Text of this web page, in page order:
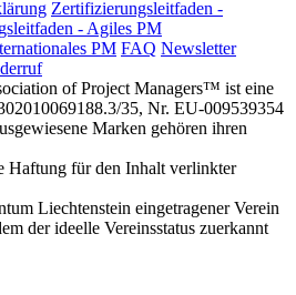
Zertifizierungsleitfaden -
- Agiles PM
PM FAQ Newsletter
of Project Managers™ ist eine
35, Nr. EU-009539354
Marken gehören ihren
für den Inhalt verlinkter
Liechtenstein eingetragener Verein
der ideelle Vereinsstatus zuerkannt